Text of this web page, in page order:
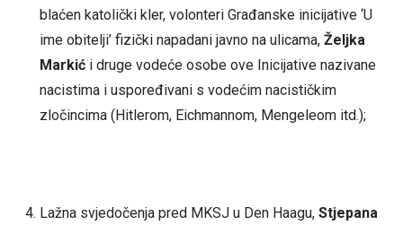
blaćen katolički kler, volonteri Građanske inicijative ‘U
ime obitelji’ fizički napadani javno na ulicama, Željka
Markići druge vodeće osobe ove Inicijative nazivane
nacistima i uspoređivani s vodećim nacističkim
zločincima (Hitlerom, Eichmannom, Mengeleom itd.);
Lažna svjedočenja pred MKSJ u Den Haagu, Stjepana